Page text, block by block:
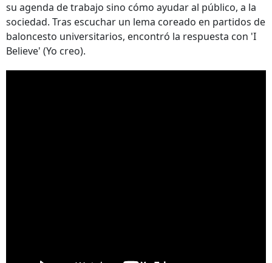
su agenda de trabajo sino cómo ayudar al público, a la
sociedad. Tras escuchar un lema coreado en partidos de
baloncesto universitarios, encontró la respuesta con 'I
Believe' (Yo creo).